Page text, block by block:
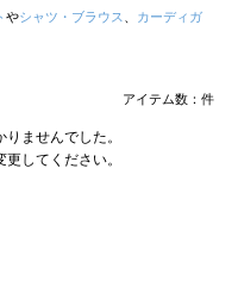
やシャツ・ブラウス
カーディガ
アイテム数： 件
ませんでした。
してください。